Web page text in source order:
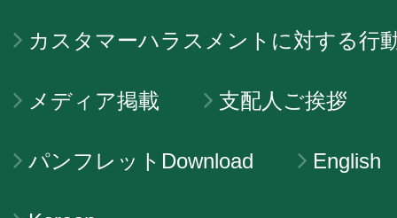
カスタマーハラスメントに対する行
メディア掲載 支配人ご挨拶
パンフレットDownload English